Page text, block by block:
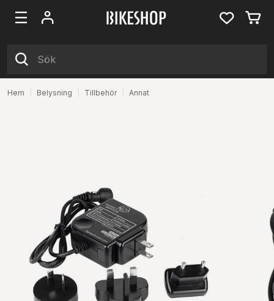
Hem Belysning Tillbehör Annat